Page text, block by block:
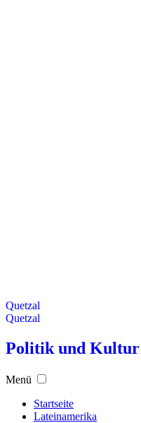
Quetzal
Quetzal
Politik und
Menü
Startseite
Lateinamerika